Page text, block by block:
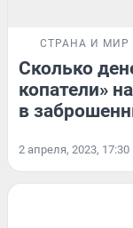
СТРАНА И МИР
Сколько
копатели»
в
2 апреля, 2023, 17:30